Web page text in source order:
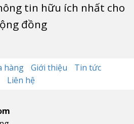
tin hữu ích nhất cho
đồng
hàng Giới thiệu
Tin tức
Liên hệ